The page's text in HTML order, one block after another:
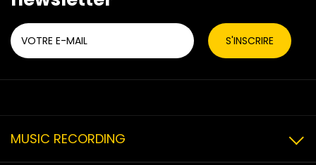
MUSIC RECORDING